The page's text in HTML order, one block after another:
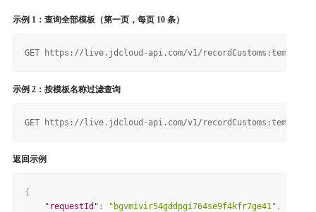
示例 1：查询全部模板（第一页，每页 10 条）
示例 2：按模板名称过滤查询
返回示例
{
"requestId" : "bgvmivir54gddpgi764se9f4kfr7ge41" ,